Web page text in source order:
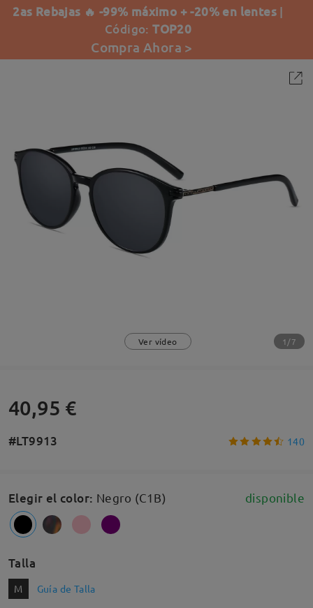
2as Rebajas 🔥 -99% máximo + -20% en lentes |
Código:TOP20
Compra Ahora >
Ver vídeo 1/7
40,95 €
#LT9913 140
Elegir el color: Negro (C1B) disponible
Talla
M Guía de Talla